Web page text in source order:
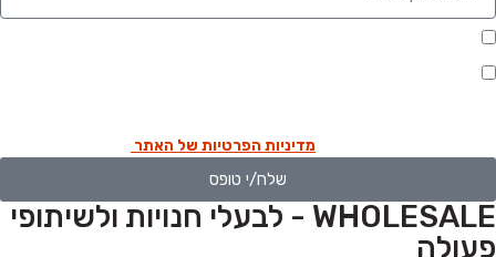
מדיניות הפרטיות של האתר
שלח/י טופס
WHOLESALE - לבעלי חנויות ולשיתופי
פעולה